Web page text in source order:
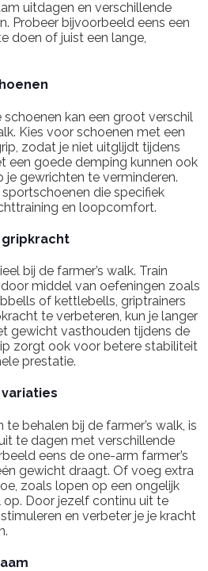
uitdagen en verschillende
Probeer bijvoorbeeld eens een
doen of juist een lange,
kan een groot verschil
Kies voor schoenen met een
zodat je niet uitglijdt tijdens
een goede demping kunnen ook
gewrichten te verminderen.
die specifiek
en loopcomfort.
gripkracht
bij de farmer’s walk. Train
middel van oefeningen zoals
of kettlebells, griptrainers
te verbeteren, kun je langer
gewicht vasthouden tijdens de
zorgt ook voor betere stabiliteit
prestatie.
behalen bij de farmer’s walk, is
te dagen met verschillende
eens de one-arm farmer’s
gewicht draagt. Of voeg extra
zoals lopen op een ongelijk
Door jezelf continu uit te
en verbeter je je kracht